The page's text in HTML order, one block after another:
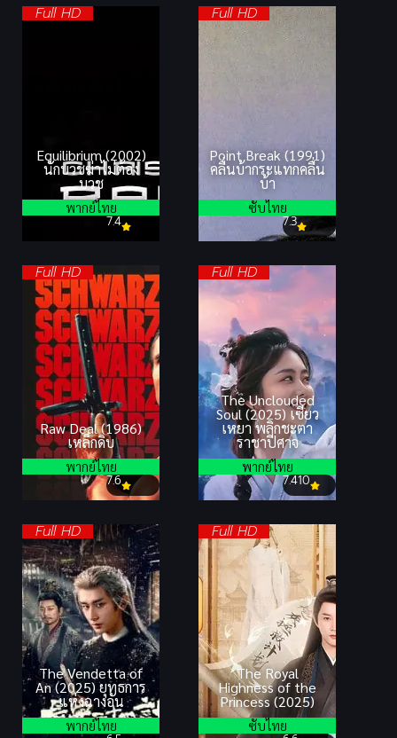
Full HD
Equilibrium (2002)
นักบวชฆ่าไม่ต้อง
บวช
7.4
พากย์ไทย
Full HD
Point Break (1991)
คลื่นบ้ากระแทกคลื่น
บ้า
7.3
ซับไทย
Full HD
Raw Deal (1986)
เหล็กดิบ
7.6
พากย์ไทย
Full HD
The Unclouded
Soul (2025) เซียว
เหยา พลิกชะตา
ราชาปีศาจ
7.410
พากย์ไทย
Full HD
The Vendetta of
An (2025) ยุทธการ
แห่งฉางอัน
พากย์ไทย
Full HD
The Royal
Highness of the
Princess (2025)
ซับไทย